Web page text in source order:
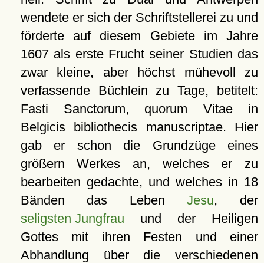
wendete er sich der Schriftstellerei zu und
förderte auf diesem Gebiete im Jahre
1607 als erste Frucht seiner Studien das
zwar kleine, aber höchst mühevoll zu
verfassende Büchlein zu Tage, betitelt:
Fasti Sanctorum, quorum Vitae in
Belgicis bibliothecis manuscriptae. Hier
gab er schon die Grundzüge eines
größern Werkes an, welches er zu
bearbeiten gedachte, und welches in 18
Bänden das LebenJesu, der
seligsten Jungfrau und der Heiligen
Gottes mit ihren Festen und einer
Abhandlung über die verschiedenen